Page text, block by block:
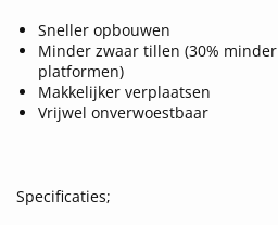
Sneller opbouwen
Minder zwaar tillen (30%
platformen)
Makkelijker verplaatsen
Vrijwel onverwoestbaar
Specificaties;